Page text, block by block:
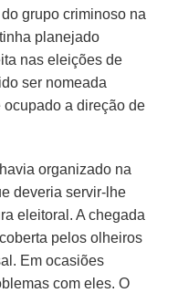
grupo criminoso na
planejado
nas eleições de
ser nomeada
a direção de
organizado na
deveria servir-lhe
eleitoral. A chegada
pelos olheiros
Em ocasiões
com eles. O